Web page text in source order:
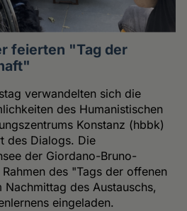
feierten "Tag der
verwandelten sich die
des Humanistischen
Konstanz (hbbk)
des Dialogs. Die
der Giordano-Bruno-
des "Tags der offenen
Nachmittag des Austauschs,
eingeladen.